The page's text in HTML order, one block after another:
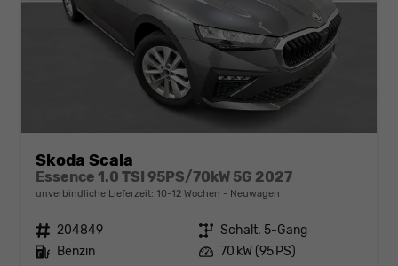
Skoda Scala
Essence 1.0 TSI 95PS/70kW 5G 2027
unverbindliche Lieferzeit: 10-12 Wochen Neuwagen
Fahrzeugnr. 204849 Getriebe Schalt. 5-Gang
Kraftstoff Benzin Leistung 70 kW (95 PS)